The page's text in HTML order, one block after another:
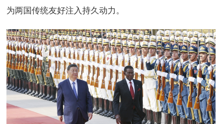
为两国传统友好注入持久动力。